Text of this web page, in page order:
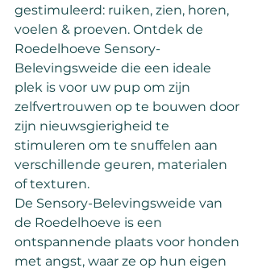
gestimuleerd: ruiken, zien, horen,
voelen & proeven. Ontdek de
Roedelhoeve Sensory-
Belevingsweide die een ideale
plek is voor uw pup om zijn
zelfvertrouwen op te bouwen door
zijn nieuwsgierigheid te
stimuleren om te snuffelen aan
verschillende geuren, materialen
of texturen.
De Sensory-Belevingsweide van
de Roedelhoeve is een
ontspannende plaats voor honden
met angst, waar ze op hun eigen